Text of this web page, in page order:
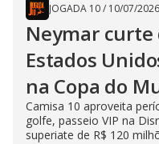
JOGADA 10/ 10/07/2026
Neymar
Estados
na Copa do
Camisa 10 aproveita
golfe, passeio VIP na
superiate de R$ 120